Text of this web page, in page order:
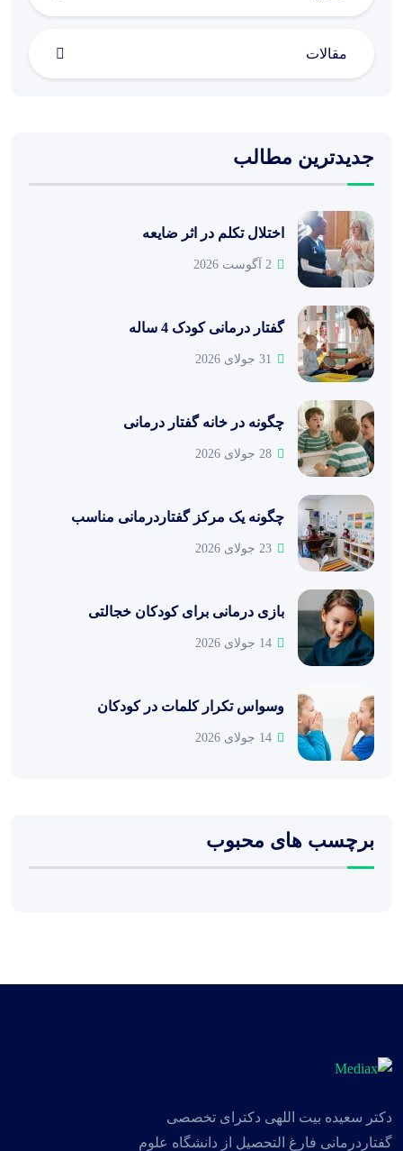
مقالات
جدیدترین مطالب
اختلال تکلم در اثر ضایعه
2 آگوست 2026
گفتار درمانی کودک 4 ساله
31 جولای 2026
چگونه در خانه گفتار درمانی
28 جولای 2026
چگونه یک مرکز گفتاردرمانی مناسب
23 جولای 2026
بازی درمانی برای کودکان خجالتی
14 جولای 2026
وسواس تکرار کلمات در کودکان
14 جولای 2026
برچسب های محبوب
دکتر سعیده بیت اللهی دکترای تخصصی
گفتاردرمانی فارغ التحصیل از دانشگاه علوم